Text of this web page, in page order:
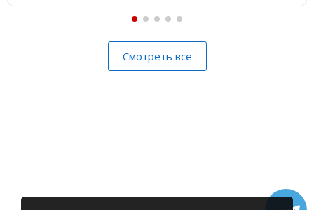
Смотреть все